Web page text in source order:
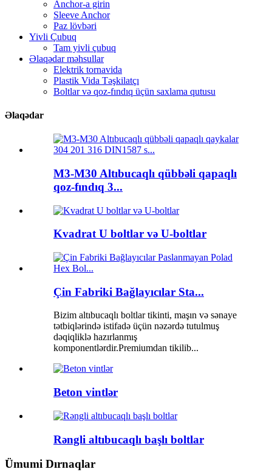
Anchor-a girin
Sleeve Anchor
Paz lövbəri
Yivli Çubuq
Tam yivli çubuq
Əlaqədar məhsullar
Elektrik tornavida
Plastik Vida Təşkilatçı
Boltlar və qoz-fındıq üçün saxlama qutusu
Əlaqədar
M3-M30 Altıbucaqlı qübbəli qapaqlı
qoz-fındıq 3...
Kvadrat U boltlar və U-boltlar
Çin Fabriki Bağlayıcılar Sta...
Bizim altıbucaqlı boltlar tikinti, maşın və sənaye
tətbiqlərində istifadə üçün nəzərdə tutulmuş
dəqiqliklə hazırlanmış
komponentlərdir.Premiumdan tikilib...
Beton vintlər
Rəngli altıbucaqlı başlı boltlar
Ümumi Dırnaqlar